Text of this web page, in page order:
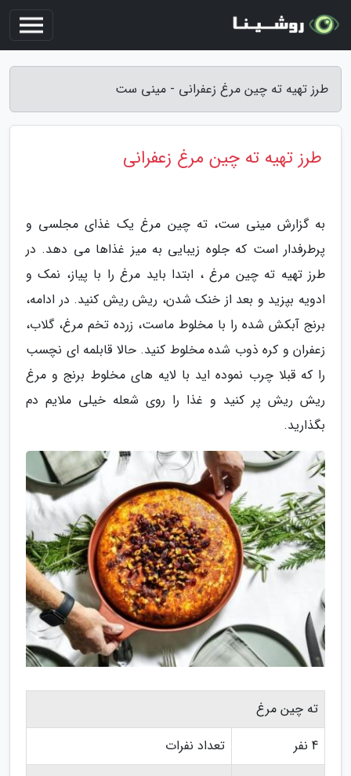
طرز تهیه ته چین مرغ زعفرانی - مینی ست
طرز تهیه ته چین مرغ زعفرانی
به گزارش مینی ست، ته چین مرغ یک غذای مجلسی و
پرطرفدار است که جلوه زیبایی به میز غذاها می دهد. در
طرز تهیه ته چین مرغ ، ابتدا باید مرغ را با پیاز، نمک و
ادویه بپزید و بعد از خنک شدن، ریش ریش کنید. در ادامه،
برنج آبکش شده را با مخلوط ماست، زرده تخم مرغ، گلاب،
زعفران و کره ذوب شده مخلوط کنید. حالا قابلمه ای نچسب
را که قبلا چرب نموده اید با لایه های مخلوط برنج و مرغ
ریش ریش پر کنید و غذا را روی شعله خیلی ملایم دم
بگذارید.
ته چین مرغ
4 نفر
تعداد نفرات